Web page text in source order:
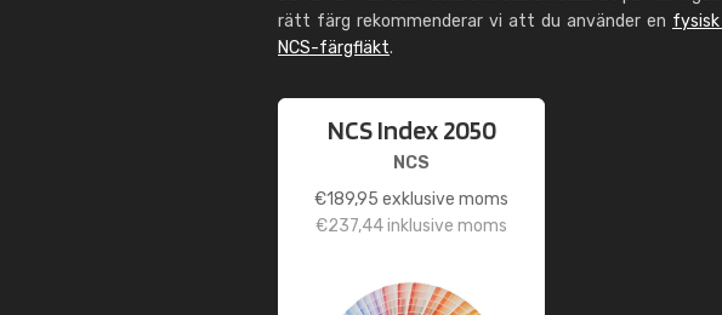
rätt färg rekommenderar vi att du använder en
NCS-färgfläkt.
NCS Index 2050
NCS
€189,95 exklusive moms
€237,44inklusive moms